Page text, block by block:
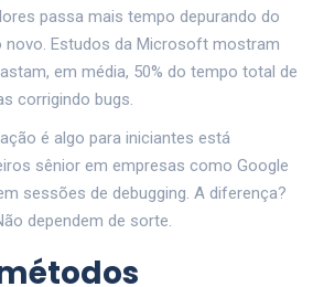
passa mais tempo depurando do
novo. Estudos da Microsoft mostram
em média, 50% do tempo total de
corrigindo bugs.
é algo para iniciantes está
sênior em empresas como Google
sessões de debugging. A diferença?
dependem de sorte.